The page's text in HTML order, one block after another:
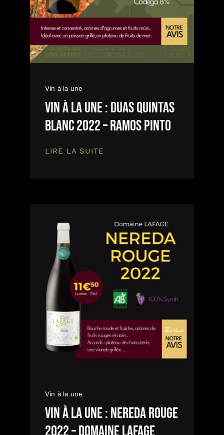
Vin à la une
Vin à la une : DUAS QUINTAS
Blanc 2022 – Ramos Pinto
LIRE LA SUITE
Vin à la une
Vin à la une : NEREDA Rouge